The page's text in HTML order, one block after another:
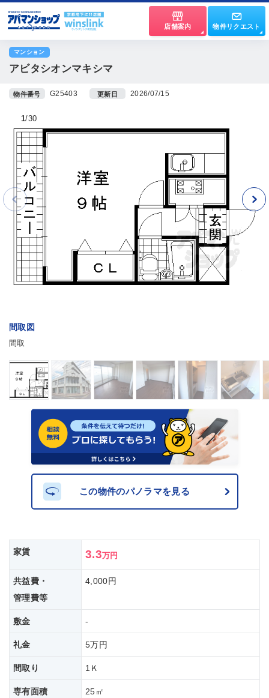
店舗案内 物件リクエスト
マンション
アビタシオンマキシマ
物件番号 G25403 更新日 2026/07/15
間取図
間取
1 30
この物件のパノラマを見る
家賃 3.3万円
共益費・
管理費等
4,000円
敷金 -
礼金 5万円
間取り 1Ｋ
専有面積 25㎡